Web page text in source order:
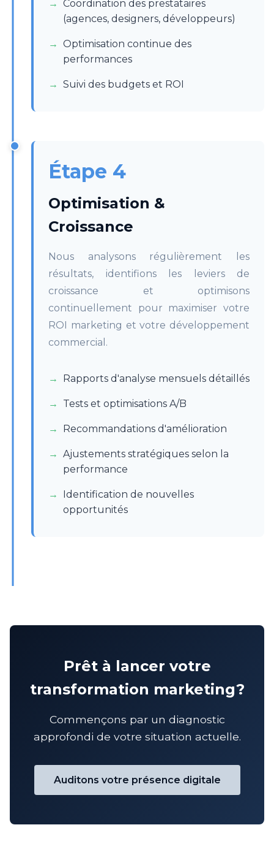
Coordination des prestataires
(agences, designers, développeurs)
Optimisation continue des
performances
Suivi des budgets et ROI
Étape 4
Optimisation &
Croissance
Nous analysons régulièrement les
résultats, identifions les leviers de
croissance et optimisons
continuellement pour maximiser votre
ROI marketing et votre développement
commercial.
Rapports d'analyse mensuels détaillés
Tests et optimisations A/B
Recommandations d'amélioration
Ajustements stratégiques selon la
performance
Identification de nouvelles
opportunités
Prêt à lancer votre
transformation marketing?
Commençons par un diagnostic
approfondi de votre situation actuelle.
Auditons votre présence digitale